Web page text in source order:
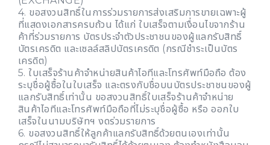
4. ขอสงวนสิทธิ์ในการร่วมรายการส่งเสริมการขายเฉพาะผู้
ที่แสดงเอกสารครบถ้วน ได้แก่ ใบเสร็จตามเงื่อนไขจากร้าน
ค้าที่ร่วมรายการ บัตรประจำตัวประชาชนของผู้แลกรับสิทธิ์
บัตรเครดิต และเซลล์สลิปบัตรเครดิต (กรณีชำระเป็นบัตร
เครดิต)
5. ใบเสร็จร้านค้าจำหน่ายสินค้าไอทีและโทรศัพท์มือถือ ต้อง
ระบุชื่อผู้ซื้อในใบเสร็จ และตรงกับชื่อบนบัตรประชาชนของผู้
แลกรับสิทธิ์เท่านั้น ขอสงวนสิทธิ์ใบเสร็จร้านค้าจำหน่าย
สินค้าไอทีและโทรศัพท์มือถือที่ไม่ระบุชื่อผู้ซื้อ หรือ ออกใบ
เสร็จในนามบริษัทฯ งดร่วมรายการ
6. ขอสงวนสิทธิ์ให้ลูกค้าแลกรับสิทธิ์ด้วยตนเองเท่านั้น